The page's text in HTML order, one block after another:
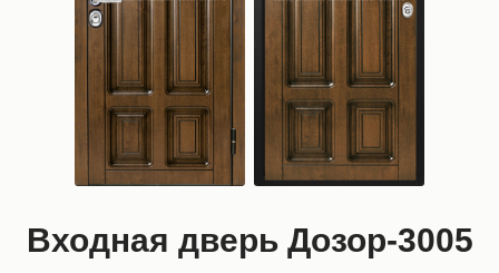
Входная дверь Дозор-3005